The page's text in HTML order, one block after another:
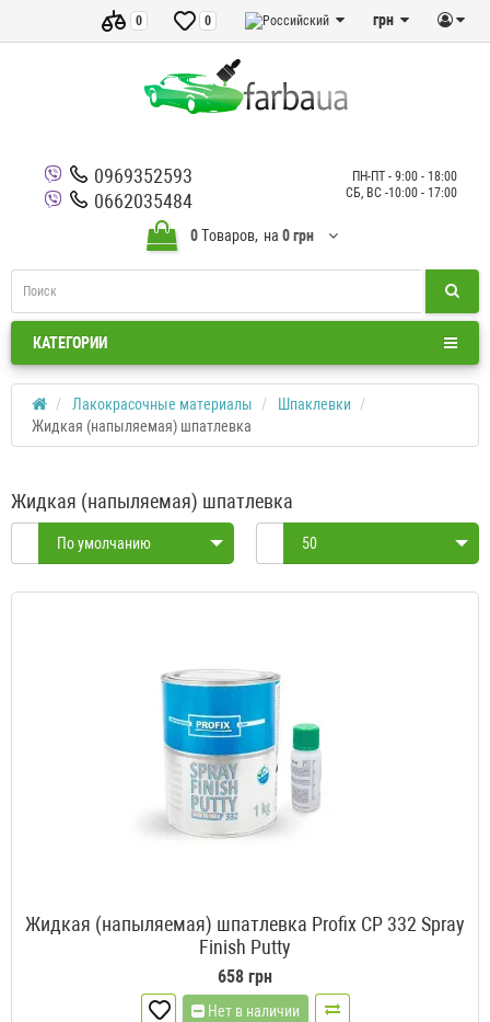
грн
0
0
0969352593
0662035484
ПН-ПТ - 9:00 - 18:00
СБ, ВС -10:00 - 17:00
0Tоваров, на 0 грн
КАТЕГОРИИ
Лакокрасочные материалы
Шпаклевки
Жидкая (напыляемая) шпатлевка
Жидкая (напыляемая) шпатлевка
По умолчанию 50
Жидкая (напыляемая) шпатлевка Profix CP 332 Spray
Finish Putty
658 грн
Нет в наличии